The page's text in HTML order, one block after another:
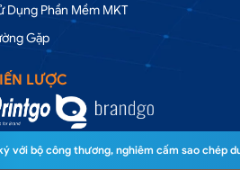
Dụng Phần Mềm MKT
Gặp
LƯỢC
với bộ công thương, nghiêm cấm sao chép